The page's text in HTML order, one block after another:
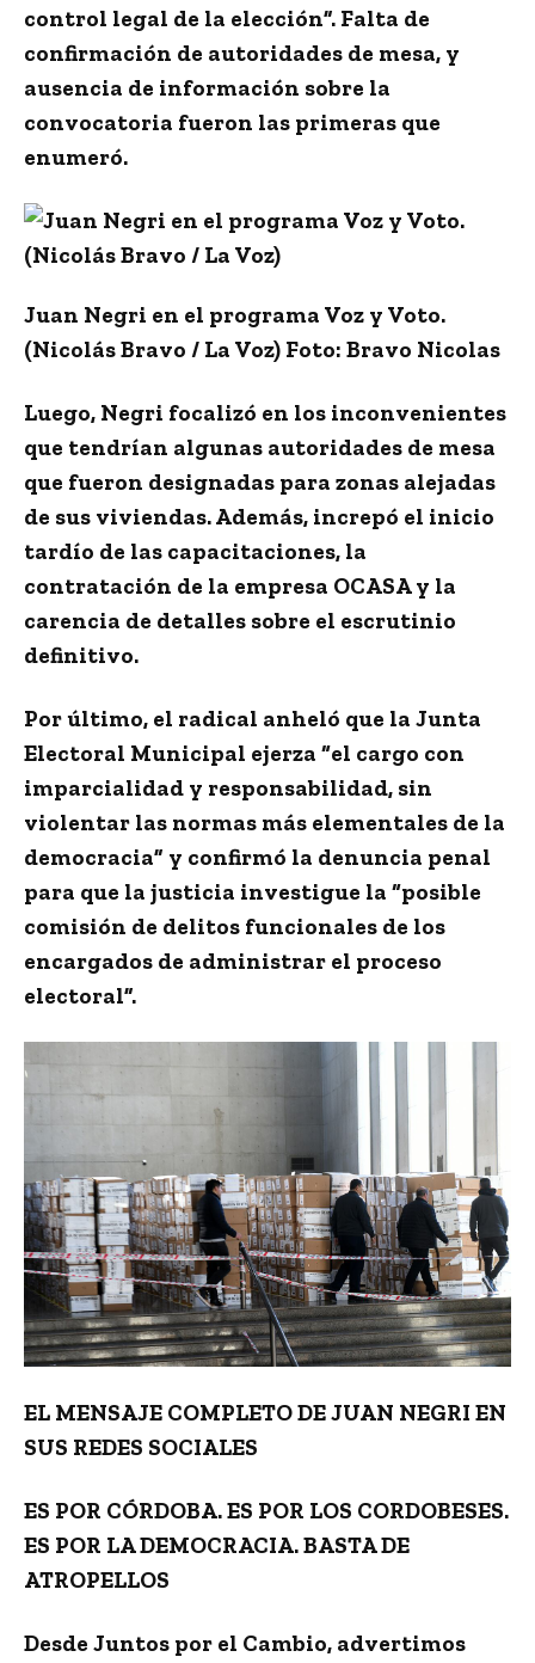
control legal de la elección”. Falta de
confirmación de autoridades de mesa, y
ausencia de información sobre la
convocatoria fueron las primeras que
enumeró.
Juan Negri en el programa Voz y Voto.
(Nicolás Bravo / La Voz) Foto: Bravo Nicolas
Luego, Negri focalizó en los inconvenientes
que tendrían algunas autoridades de mesa
que fueron designadas para zonas alejadas
de sus viviendas. Además, increpó el inicio
tardío de las capacitaciones, la
contratación de la empresa OCASA y la
carencia de detalles sobre el escrutinio
definitivo.
Por último, el radical anheló que la Junta
Electoral Municipal ejerza “el cargo con
imparcialidad y responsabilidad, sin
violentar las normas más elementales de la
democracia” y confirmó la denuncia penal
para que la justicia investigue la “posible
comisión de delitos funcionales de los
encargados de administrar el proceso
electoral”.
EL MENSAJE COMPLETO DE JUAN NEGRI EN
SUS REDES SOCIALES
ES POR CÓRDOBA. ES POR LOS CORDOBESES.
ES POR LA DEMOCRACIA. BASTA DE
ATROPELLOS
Desde Juntos por el Cambio, advertimos